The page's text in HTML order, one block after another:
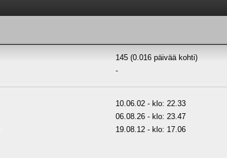
145 (0.016 päivää kohti)
-
10.06.02 - klo: 22.33
06.08.26 - klo: 23.47
19.08.12 - klo: 17.06